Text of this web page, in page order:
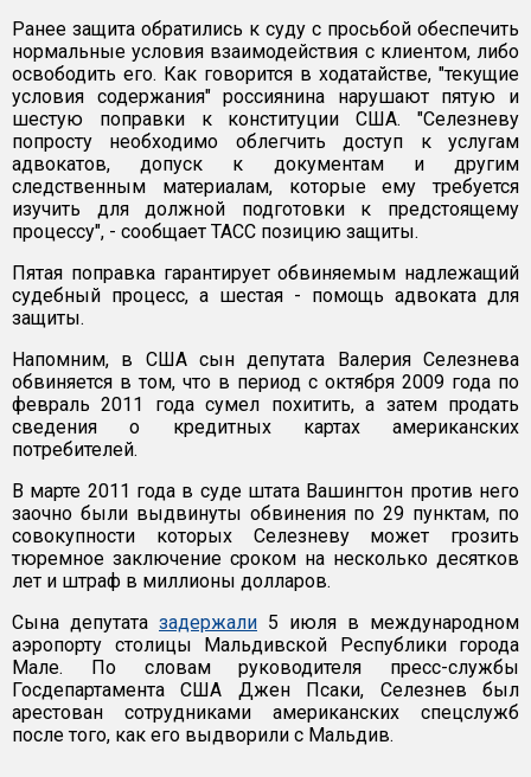
Ранее защита обратились к суду с просьбой обеспечить
нормальные условия взаимодействия с клиентом, либо
освободить его. Как говорится в ходатайстве, "текущие
условия содержания" россиянина нарушают пятую и
шестую поправки к конституции США. "Селезневу
попросту необходимо облегчить доступ к услугам
адвокатов, допуск к документам и другим
следственным материалам, которые ему требуется
изучить для должной подготовки к предстоящему
процессу", - сообщает ТАСС позицию защиты.
Пятая поправка гарантирует обвиняемым надлежащий
судебный процесс, а шестая - помощь адвоката для
защиты.
Напомним, в США сын депутата Валерия Селезнева
обвиняется в том, что в период с октября 2009 года по
февраль 2011 года сумел похитить, а затем продать
сведения о кредитных картах американских
потребителей.
В марте 2011 года в суде штата Вашингтон против него
заочно были выдвинуты обвинения по 29 пунктам, по
совокупности которых Селезневу может грозить
тюремное заключение сроком на несколько десятков
лет и штраф в миллионы долларов.
Сына депутата задержали 5 июля в международном
аэропорту столицы Мальдивской Республики города
Мале. По словам руководителя пресс-службы
Госдепартамента США Джен Псаки, Селезнев был
арестован сотрудниками американских спецслужб
после того, как его выдворили с Мальдив.